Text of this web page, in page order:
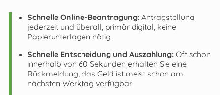
Schnelle Online-Beantragung:Antragstellung
jederzeit und überall, primär digital, keine
Papierunterlagen nötig.
Schnelle Entscheidung und Auszahlung:Oft schon
innerhalb von 60 Sekunden erhalten Sie eine
Rückmeldung, das Geld ist meist schon am
nächsten Werktag verfügbar.